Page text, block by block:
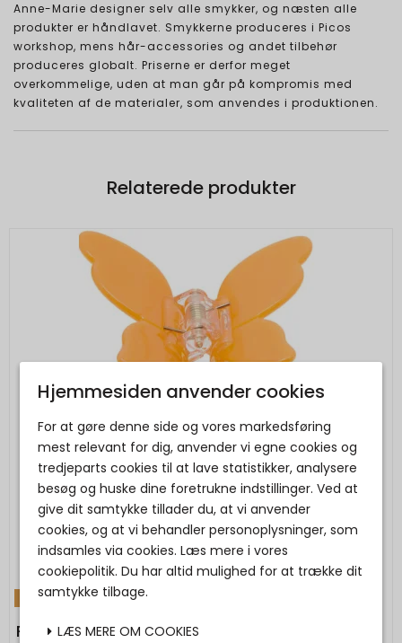
Anne-Marie designer selv alle smykker, og næsten alle
produkter er håndlavet. Smykkerne produceres i Picos
workshop, mens hår-accessories og andet tilbehør
produceres globalt. Priserne er derfor meget
overkommelige, uden at man går på kompromis med
kvaliteten af de materialer, som anvendes i produktionen.
Relaterede produkter
TILBUD
PICO - Butterfly Claw - Apricot
Hjemmesiden anvender cookies
For at gøre denne side og vores markedsføring
mest relevant for dig, anvender vi egne cookies og
tredjeparts cookies til at lave statistikker, analysere
besøg og huske dine foretrukne indstillinger. Ved at
give dit samtykke tillader du, at vi anvender
cookies, og at vi behandler personoplysninger, som
indsamles via cookies. Læs mere i vores
cookiepolitik. Du har altid mulighed for at trække dit
samtykke tilbage.
LÆS MERE OM COOKIES